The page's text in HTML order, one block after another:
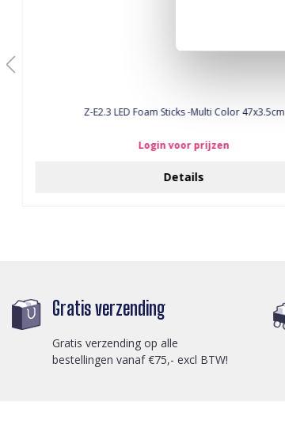
Z-E2.3 LED Foam Sticks -Multi Color 47x3.5cm
Login voor prijzen
Details
Gratis verzending
Gratis verzending op alle
bestellingen vanaf €75,- excl BTW!